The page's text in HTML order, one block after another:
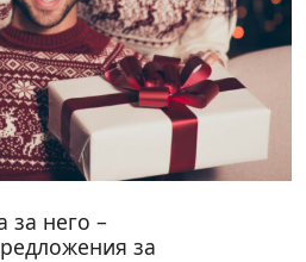
за него –
за